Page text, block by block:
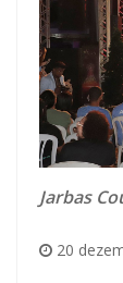
Jarbas
20